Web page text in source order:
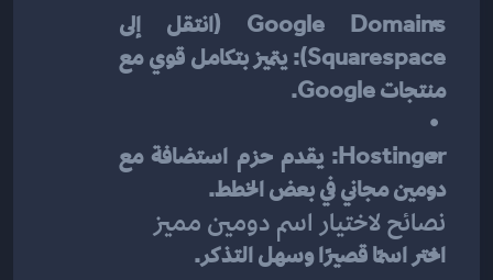
Squarespace): يتميز بتكامل قوي مع
منتجات Google.
Hostinger: يقدم حزم استضافة مع
دومين مجاني في بعض الخطط.
نصائح لاختيار اسم دومين مميز
اختر اسمًا قصيرًا وسهل التذكر.